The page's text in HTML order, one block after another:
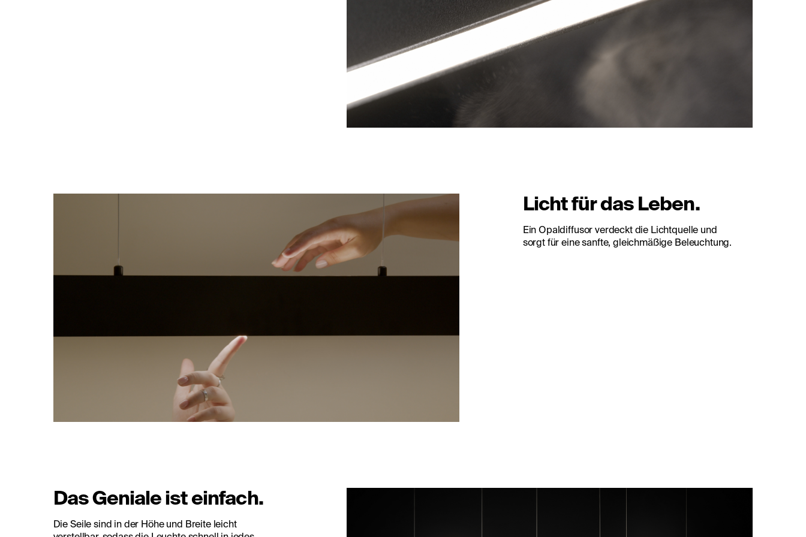
Licht für das Leben.
Ein Opaldiffusor verdeckt die Lichtquelle und
sorgt für eine sanfte, gleichmäßige Beleuchtung.
Das Geniale ist einfach.
Die Seile sind in der Höhe und Breite leicht